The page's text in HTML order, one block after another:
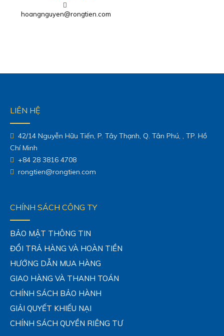
+84 28 3816 4708
HƯỚNG DẪN MUA HÀNG
CHÍNH SÁCH BẢO HÀNH
GIẢI QUYẾT KHIẾU NẠI
CHÍNH SÁCH QUYỀN RIÊNG TƯ